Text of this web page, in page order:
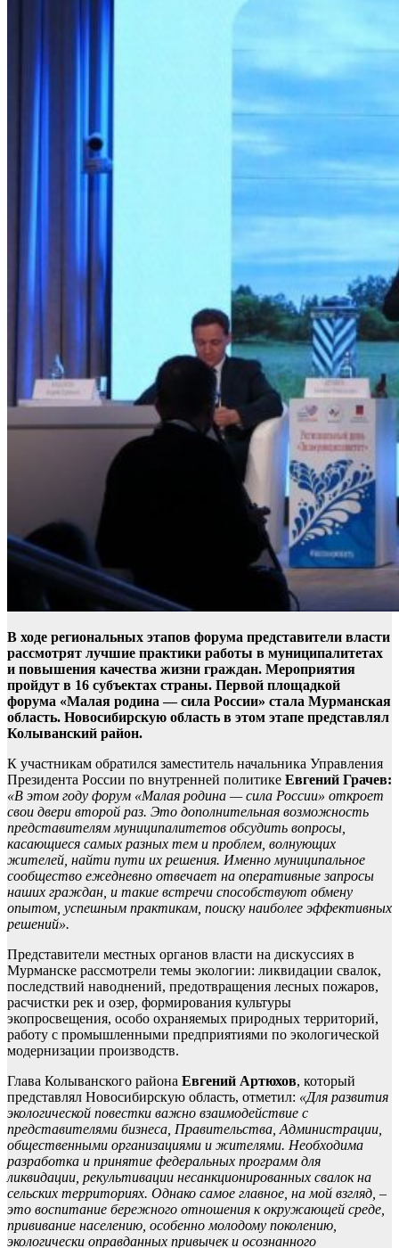
В ходе региональных этапов форума представители власти
рассмотрят лучшие практики работы в муниципалитетах
и повышения качества жизни граждан. Мероприятия
пройдут в 16 субъектах страны. Первой площадкой
форума «Малая родина — сила России» стала Мурманская
область. Новосибирскую область в этом этапе представлял
Колыванский район.
К участникам обратился заместитель начальника Управления
Президента России по внутренней политике Евгений Грачев:
«В этом году форум «Малая родина — сила России» откроет
свои двери второй раз. Это дополнительная возможность
представителям муниципалитетов обсудить вопросы,
касающиеся самых разных тем и проблем, волнующих
жителей, найти пути их решения. Именно муниципальное
сообщество ежедневно отвечает на оперативные запросы
наших граждан, и такие встречи способствуют обмену
опытом, успешным практикам, поиску наиболее эффективных
решений».
Представители местных органов власти на дискуссиях в
Мурманске рассмотрели темы экологии: ликвидации свалок,
последствий наводнений, предотвращения лесных пожаров,
расчистки рек и озер, формирования культуры
экопросвещения, особо охраняемых природных территорий,
работу с промышленными предприятиями по экологической
модернизации производств.
Глава Колыванского района Евгений Артюхов, который
представлял Новосибирскую область, отметил: «Для развития
экологической повестки важно взаимодействие с
представителями бизнеса, Правительства, Администрации,
общественными организациями и жителями. Необходима
разработка и принятие федеральных программ для
ликвидации, рекультивации несанкционированных свалок на
сельских территориях. Однако самое главное, на мой взгляд, –
это воспитание бережного отношения к окружающей среде,
прививание населению, особенно молодому поколению,
экологически оправданных привычек и осознанного